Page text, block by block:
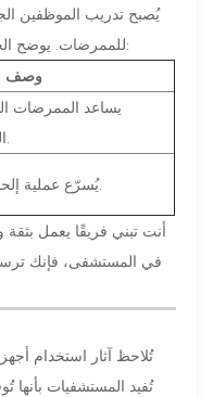
يُصبح تدريب الموظفين
للممرضات. يوضح الجدول التالي كيف تتحسن عملية الإعداد:
وصف
يساعد الممرضات
يُسرّع عملية إلحاق الموظفين الجدد.
أنت تبني فريقًا يعمل بثقة
في المستشفى، فإنك
تُلاحظ آثار استخدام
تُفيد المستشفيات بأنها